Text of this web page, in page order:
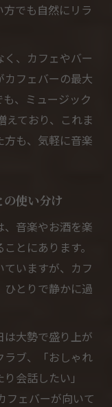
でも自然にリラ
、カフェやバー
フェバーの最大
、ミュージック
えており、これま
も、気軽に音楽
使い分け
音楽やお酒を楽
とにあります。
いますが、カフ
ひとりで静かに過
大勢で盛り上が
ラブ、「おしゃれ
会話したい」
フェバーが向いて